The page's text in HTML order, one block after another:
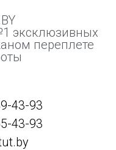
эксклюзивных
переплете
43-93
43-93